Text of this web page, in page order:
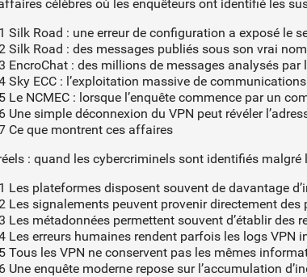
célèbres où les enquêteurs ont identifié les
Silk Road : une erreur de configuration a exposé le
Silk Road : des messages publiés sous son vrai
EncroChat : des millions de messages analysés par
Sky ECC : l’exploitation massive de
Le NCMEC : lorsque l’enquête commence par un
Une simple déconnexion du VPN peut révéler
Ce que montrent ces affaires
: quand les cybercriminels sont identifiés malgré
Les plateformes disposent souvent de davantage
Les signalements peuvent provenir directement des
Les métadonnées permettent souvent d’établir des
Les erreurs humaines rendent parfois les logs VPN
Tous les VPN ne conservent pas les mêmes
Une enquête moderne repose sur l’accumulation